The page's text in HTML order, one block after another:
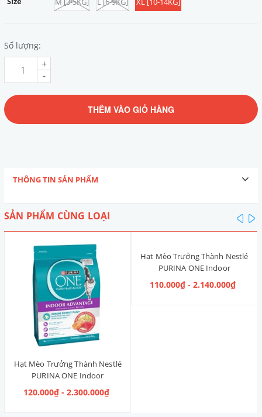
Số lượng:
-
+
THÊM VÀO GIỎ HÀNG
THÔNG TIN SẢN PHẨM
SẢN PHẨM CÙNG LOẠI
Hạt Mèo Trưởng Thành Nestlé
PURINA ONE Indoor
Advantage Salmon & Tuna [Vị
Cá Hồi & Cá Ngừ]
120.000₫ - 2.300.000₫
Hạt Mèo Trưởng Thành Nestlé
PURINA ONE Indoor
Advantage [Vị Gà]
110.000₫ - 2.140.000₫